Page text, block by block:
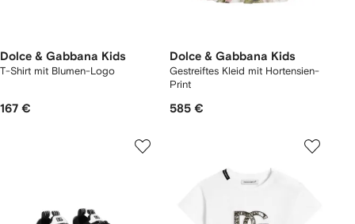
Dolce & Gabbana Kids
T-Shirt mit Blumen-Logo
167 €
Dolce & Gabbana Kids
Gestreiftes Kleid mit Hortensien-
Print
585 €